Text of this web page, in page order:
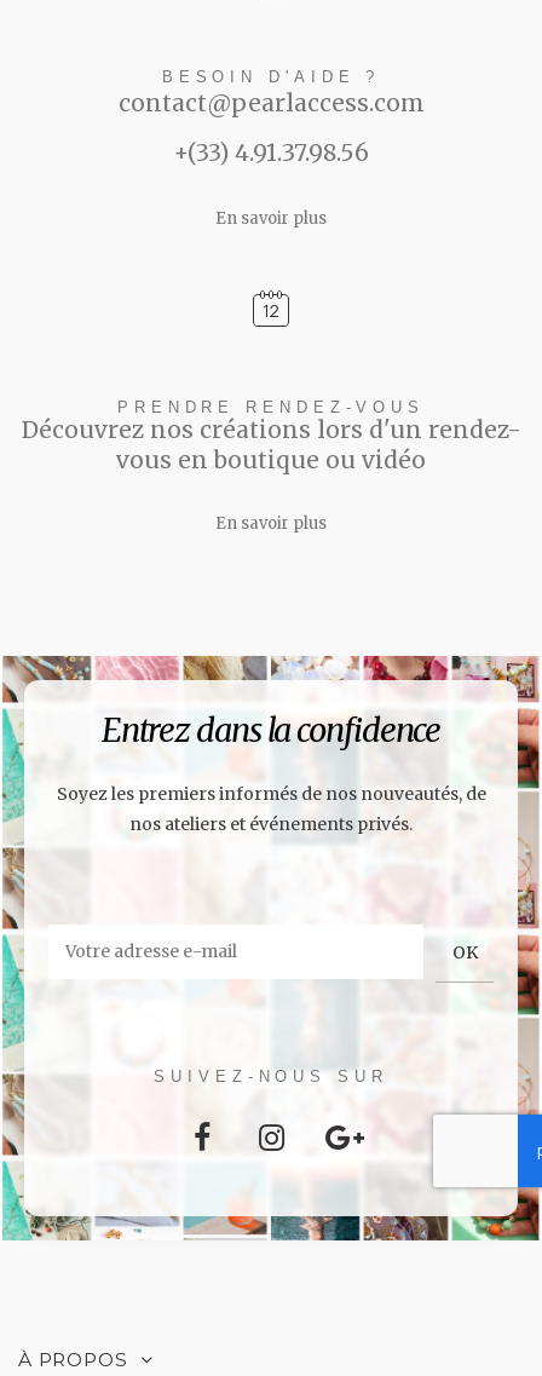
BESOIN D'AIDE ?
contact@pearlaccess.com
+(33) 4.91.37.98.56
En savoir plus
PRENDRE RENDEZ-VOUS
Découvrez nos créations lors d'un rendez-
vous en boutique ou vidéo
En savoir plus
Entrez dans la confidence
Soyez les premiers informés de nos nouveautés, de
nos ateliers et événements privés.
SUIVEZ-NOUS SUR
À PROPOS